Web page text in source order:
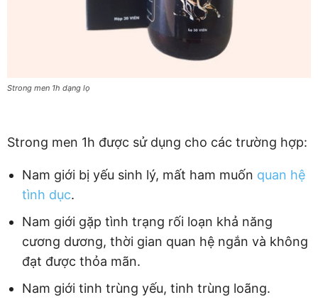
Strong men 1h dạng lọ
Strong men 1h được sử dụng cho các trường hợp:
Nam giới bị yếu sinh lý, mất ham muốn quan hệ
tình dục.
Nam giới gặp tình trạng rối loạn khả năng
cương dương, thời gian quan hệ ngắn và không
đạt được thỏa mãn.
Nam giới tinh trùng yếu, tinh trùng loãng.